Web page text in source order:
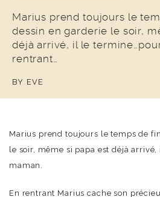
COUP DE COEUR
Marius prend toujours le
dessin en garderie le soir,
déjà arrivé, il le
rentrant…
BY EVE
Marius prend toujours le temps de
le soir, même si papa est déjà
maman.
En rentrant Marius cache son